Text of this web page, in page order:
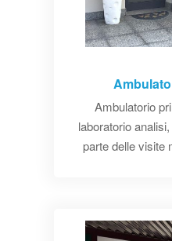
Ambulatorio
laboratorio
parte delle visite